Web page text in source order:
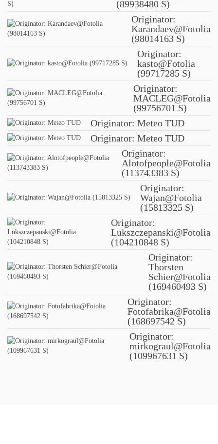
(89938480 S)
Originator:
Karandaev@Fotolia
(98014163 S)
Originator:
kasto@Fotolia
(99717285 S)
Originator:
MACLEG@Fotolia
(99756701 S)
Originator: Meteo TUD
Originator: Meteo TUD
Originator:
Alotofpeople@Fotolia
(113743383 S)
Originator:
Wajan@Fotolia
(15813325 S)
Originator:
Lukszczepanski@Fotolia
(104210848 S)
Originator:
Thorsten
Schier@Fotolia
(169460493 S)
Originator:
Fotofabrika@Fotolia
(168697542 S)
Originator:
mirkograul@Fotolia
(109967631 S)